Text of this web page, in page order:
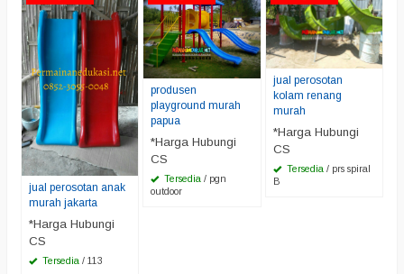
jual perosotan anak
murah jakarta
*Harga Hubungi
CS
Tersedia / 113
produsen
playground murah
papua
*Harga Hubungi
CS
Tersedia / pgn
outdoor
jual perosotan
kolam renang
murah
*Harga Hubungi
CS
Tersedia / prs spiral
B